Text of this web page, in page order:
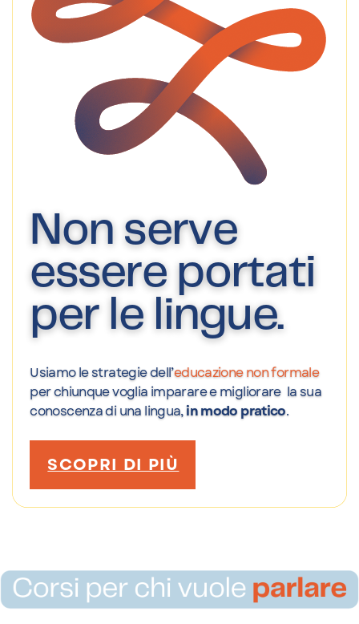
Non serve
essere portati
per le lingue.
Usiamo le strategie dell’educazione non formale
perchiunque voglia imparare e migliorare la sua
conoscenza di una lingua,in modo pratico.
SCOPRI DI PIÙ